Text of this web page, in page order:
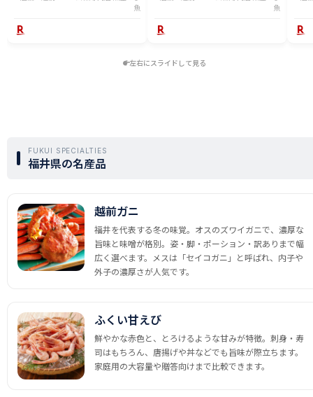
魚
魚
左右にスライドして見る
FUKUI SPECIALTIES
福井県の名産品
越前ガニ
福井を代表する冬の味覚。オスのズワイガニで、濃厚な
旨味と味噌が格別。姿・脚・ポーション・訳ありまで幅
広く選べます。メスは「セイコガニ」と呼ばれ、内子や
外子の濃厚さが人気です。
ふくい甘えび
鮮やかな赤色と、とろけるような甘みが特徴。刺身・寿
司はもちろん、唐揚げや丼などでも旨味が際立ちます。
家庭用の大容量や贈答向けまで比較できます。